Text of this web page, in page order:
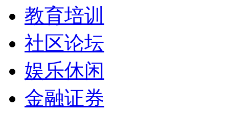
教育培训
社区论坛
娱乐休闲
金融证券